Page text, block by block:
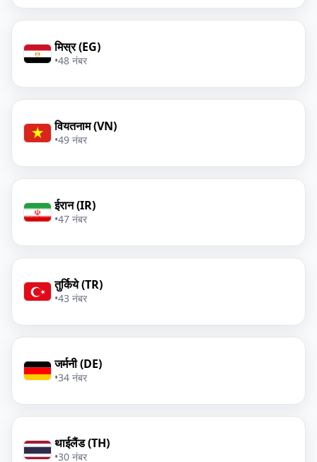
मिस्र (EG)
•48 नंबर
वियतनाम (VN)
•49 नंबर
ईरान (IR)
•47 नंबर
तुर्किये (TR)
•43 नंबर
जर्मनी (DE)
•34 नंबर
थाईलैंड (TH)
•30 नंबर